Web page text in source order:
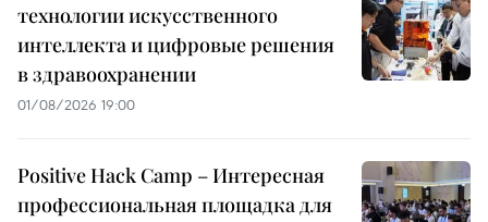
технологии искусственного
интеллекта и цифровые решения
в здравоохранении
01/08/2026 19:00
Positive Hack Camp – Интересная
профессиональная площадка для